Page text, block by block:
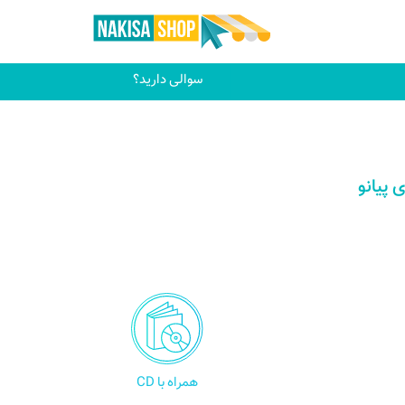
سوالی دارید؟
پیانو
همراه با CD